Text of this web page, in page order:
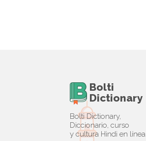
Bolti
Dictionary
Bolti Dictionary,
Diccionario, curso
y cultura Hindi en línea